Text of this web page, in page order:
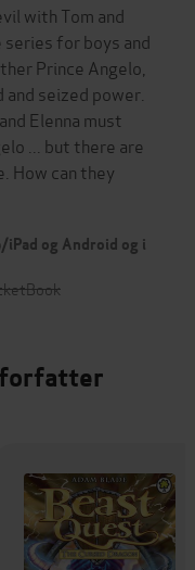
with Tom and
for boys and
Prince Angelo,
seized power.
Elenna must
... but there are
How can they
iPad og Android og i
forfatter